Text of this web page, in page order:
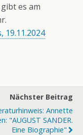
es am
19.11.2024
Nächster Beitrag
Annette
"AUGUST SANDER.
Eine Biographie"